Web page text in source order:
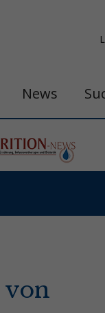
News
von